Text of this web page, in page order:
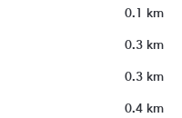
0.1 km
0.3 km
0.3 km
0.4 km